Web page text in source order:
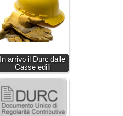
In arrivo il Durc dalle
Casse edili